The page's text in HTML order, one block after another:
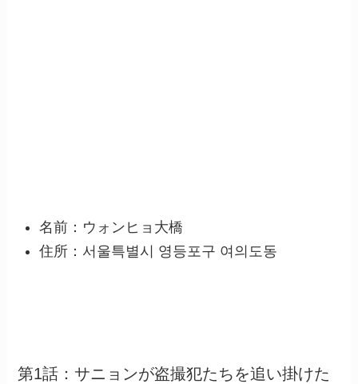
名前：ウォンヒョ大橋
住所：서울특별시 영등포구 여의도동
第1話：サニョンが盗撮犯たちを追い掛けた